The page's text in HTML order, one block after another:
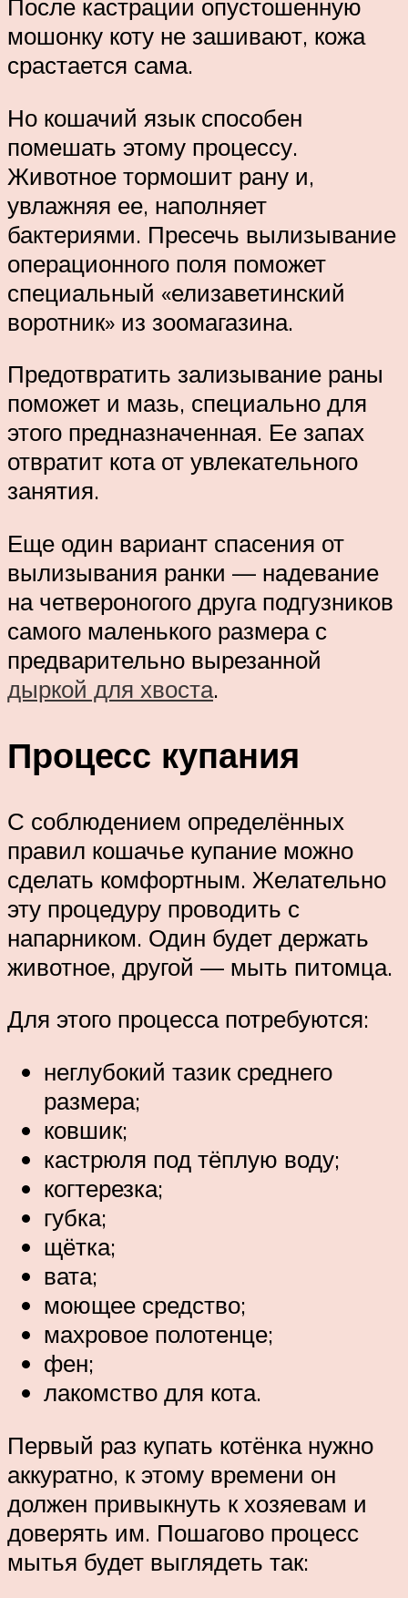
После кастрации опустошенную
мошонку коту не зашивают, кожа
срастается сама.
Но кошачий язык способен
помешать этому процессу.
Животное тормошит рану и,
увлажняя ее, наполняет
бактериями. Пресечь вылизывание
операционного поля поможет
специальный «елизаветинский
воротник» из зоомагазина.
Предотвратить зализывание раны
поможет и мазь, специально для
этого предназначенная. Ее запах
отвратит кота от увлекательного
занятия.
Еще один вариант спасения от
вылизывания ранки — надевание
на четвероногого друга подгузников
самого маленького размера с
предварительно вырезанной
дыркой для хвоста.
Процесс купания
С соблюдением определённых
правил кошачье купание можно
сделать комфортным. Желательно
эту процедуру проводить с
напарником. Один будет держать
животное, другой — мыть питомца.
Для этого процесса потребуются:
неглубокий тазик среднего
размера;
ковшик;
кастрюля под тёплую воду;
когтерезка;
губка;
щётка;
вата;
моющее средство;
махровое полотенце;
фен;
лакомство для кота.
Первый раз купать котёнка нужно
аккуратно, к этому времени он
должен привыкнуть к хозяевам и
доверять им. Пошагово процесс
мытья будет выглядеть так: